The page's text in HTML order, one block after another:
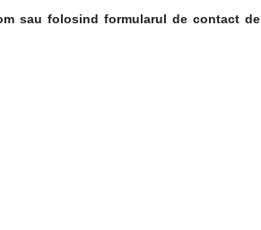
sau folosind formularul de contact de